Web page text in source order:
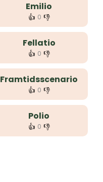
Emilio
👍 0 👎
Fellatio
👍 0 👎
Framtidsscenario
👍 0 👎
Polio
👍 0 👎